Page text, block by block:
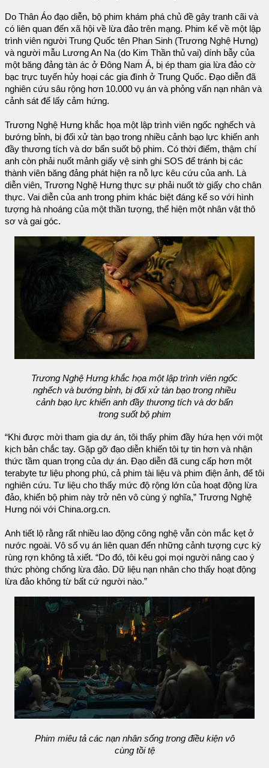
Do Thân Áo đạo diễn, bộ phim khám phá chủ đề gây tranh cãi và
có liên quan đến xã hội về lừa đảo trên mạng. Phim kể về một lập
trình viên người Trung Quốc tên Phan Sinh (Trương Nghệ Hưng)
và người mẫu Lương An Na (do Kim Thần thủ vai) dính bẫy của
một băng đảng tàn ác ở Đông Nam Á, bị ép tham gia lừa đảo cờ
bạc trực tuyến hủy hoại các gia đình ở Trung Quốc. Đạo diễn đã
nghiên cứu sâu rộng hơn 10.000 vụ án và phỏng vấn nạn nhân và
cảnh sát để lấy cảm hứng.
Trương Nghệ Hưng khắc họa một lập trình viên ngốc nghếch và
bướng bỉnh, bị đối xử tàn bạo trong nhiều cảnh bạo lực khiến anh
đầy thương tích và dơ bẩn suốt bộ phim. Có thời điểm, thậm chí
anh còn phải nuốt mảnh giấy vệ sinh ghi SOS để tránh bị các
thành viên băng đảng phát hiện ra nỗ lực kêu cứu của anh. Là
diễn viên, Trương Nghệ Hưng thực sự phải nuốt tờ giấy cho chân
thực. Vai diễn của anh trong phim khác biệt đáng kể so với hình
tượng hà nhoáng của một thần tượng, thể hiện một nhân vật thô
sơ và gai góc.
Trương Nghệ Hưng khắc họa một lập trình viên ngốc
nghếch và bướng bỉnh, bị đối xử tàn bạo trong nhiều
cảnh bạo lực khiến anh đầy thương tích và dơ bẩn
trong suốt bộ phim
“Khi được mời tham gia dự án, tôi thấy phim đầy hứa hẹn với một
kịch bản chắc tay. Gặp gỡ đạo diễn khiến tôi tự tin hơn và nhận
thức tầm quan trọng của dự án. Đạo diễn đã cung cấp hơn một
terabyte tư liệu phong phú, cả phim tài liệu và phim điện ảnh, để tôi
nghiên cứu. Tư liệu cho thấy mức độ rộng lớn của hoạt động lừa
đảo, khiến bộ phim này trở nên vô cùng ý nghĩa,” Trương Nghệ
Hưng nói với China.org.cn.
Anh tiết lộ rằng rất nhiều lao động công nghệ vẫn còn mắc kẹt ở
nước ngoài. Vô số vụ án liên quan đến những cảnh tượng cực kỳ
rùng rợn không tả xiết. “Do đó, tôi kêu gọi mọi người nâng cao ý
thức phòng chống lừa đảo. Dữ liệu nạn nhân cho thấy hoạt động
lừa đảo không từ bất cứ người nào.”
Phim miêu tả các nạn nhân sống trong điều kiện vô
cùng tồi tệ